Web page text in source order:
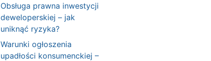
Obsługa prawna inwestycji
deweloperskiej – jak
uniknąć ryzyka?
Warunki ogłoszenia
upadłości konsumenckiej –